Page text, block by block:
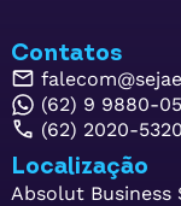
Contatos
(62) 9 9880-
(62) 2020-5320
Localização
Absolut Business